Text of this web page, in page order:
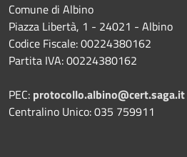
Comune di Albino
Piazza Libertà, 1 - 24021 - Albino
Codice Fiscale: 00224380162
Partita IVA: 00224380162
PEC: protocollo.albino@cert.saga.it
Centralino Unico: 035 759911